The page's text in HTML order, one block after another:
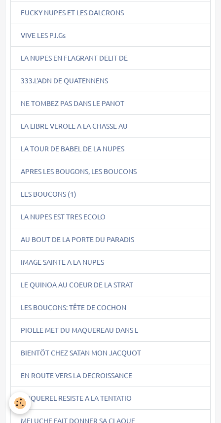
FUCKY NUPES ET LES DALCRONS
VIVE LES P.I.Gs
LA NUPES EN FLAGRANT DELIT DE
333.L'ADN DE QUATENNENS
NE TOMBEZ PAS DANS LE PANOT
LA LIBRE VEROLE A LA CHASSE AU
LA TOUR DE BABEL DE LA NUPES
APRES LES BOUGONS, LES BOUCONS
LES BOUCONS (1)
LA NUPES EST TRES ECOLO
AU BOUT DE LA PORTE DU PARADIS
IMAGE SAINTE A LA NUPES
LE QUINOA AU COEUR DE LA STRAT
LES BOUCONS: TÊTE DE COCHON
PIOLLE MET DU MAQUEREAU DANS L
BIENTÖT CHEZ SATAN MON JACQUOT
EN ROUTE VERS LA DECROISSANCE
COQUEREL RESISTE A LA TENTATIO
MELUCHE FAIT DONNER SA CLAQUE